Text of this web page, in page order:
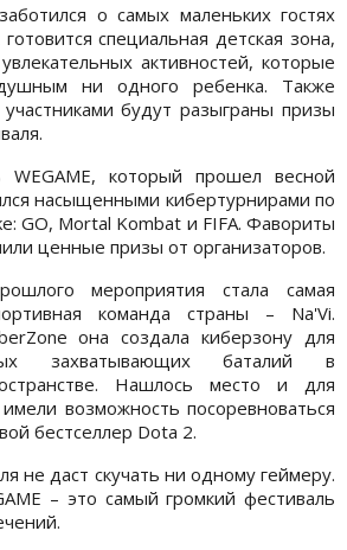
о самых маленьких гостях
специальная детская зона,
активностей, которые
ни одного ребенка. Также
будут разыграны призы
WEGAME, который прошел весной
насыщенными кибертурнирами по
GO, Mortal Kombat и FIFA. Фавориты
ценные призы от организаторов.
мероприятия стала самая
команда страны – Na'Vi.
она создала киберзону для
захватывающих баталий в
Нашлось место и для
возможность посоревноваться
бестселлер Dota 2.
не даст скучать ни одному геймеру.
– это самый громкий фестиваль